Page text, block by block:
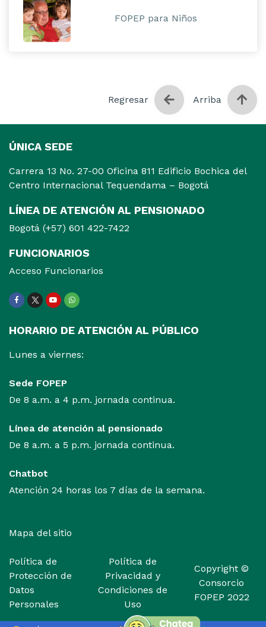
FOPEP para Niños
Regresar Arriba
ÚNICA SEDE
Carrera 13 No. 27-00 Oficina 811 Edificio Bochica del
Centro Internacional Tequendama – Bogotá
LÍNEA DE ATENCIÓN AL PENSIONADO
Bogotá (+57) 601 422-7422
FUNCIONARIOS
Acceso Funcionarios
Facebook
TwitterYoutubeWhatsApp
HORARIO DE ATENCIÓN AL PÚBLICO
Lunes a viernes:
Sede FOPEP
De 8 a.m. a 4 p.m. jornada continua.
Línea de atención al pensionado
De 8 a.m. a 5 p.m. jornada continua.
Chatbot
Atención 24 horas los 7 días de la semana.
Mapa del sitio
Política de
Protección de
Datos
Personales
Política de
Privacidad y
Condiciones de
Uso
Copyright ©
Consorcio
FOPEP 2022